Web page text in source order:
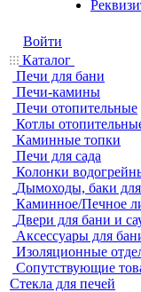
Войти
Каталог
Печи для бани
Печи-камины
Печи отопительные
Котлы
Каминные топки
Печи для сада
Колонки
Дымоходы, баки
Каминное/Печное
Двери для бани и
Аксессуары для
Изоляционные
Сопутствующие
Стекла для печей